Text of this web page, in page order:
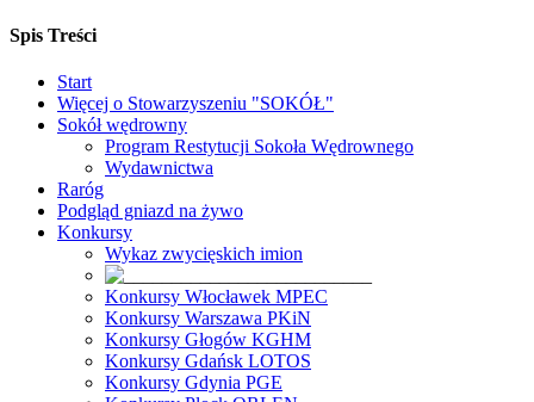
Spis Treści
Start
Więcej o Stowarzyszeniu "SOKÓŁ"
Sokół wędrowny
Program Restytucji Sokoła Wędrownego
Wydawnictwa
Raróg
Podgląd gniazd na żywo
Konkursy
Wykaz zwycięskich imion
Konkursy Włocławek MPEC
Konkursy Warszawa PKiN
Konkursy Głogów KGHM
Konkursy Gdańsk LOTOS
Konkursy Gdynia PGE